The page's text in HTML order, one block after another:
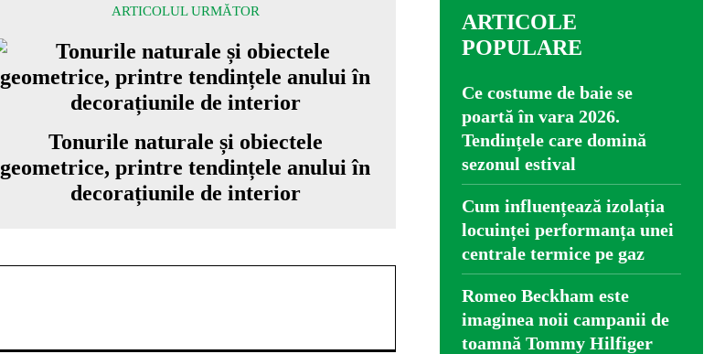
ARTICOLUL URMĂTOR
Tonurile naturale și obiectele
geometrice, printre tendințele anului în
decorațiunile de interior
ARTICOLE
POPULARE
Ce costume de baie se
poartă în vara 2026.
Tendințele care domină
sezonul estival
Cum influențează izolația
locuinței performanța unei
centrale termice pe gaz
Romeo Beckham este
imaginea noii campanii de
toamnă Tommy Hilfiger